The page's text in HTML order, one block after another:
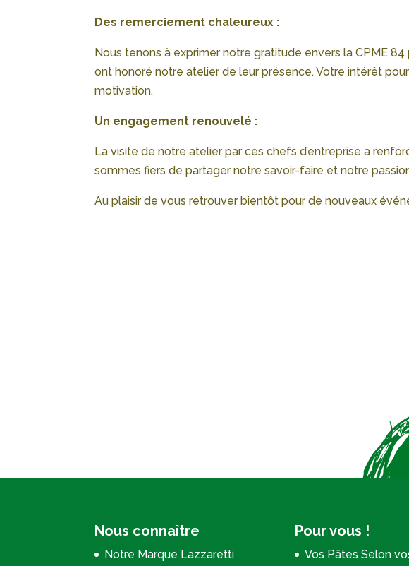
Des remerciement chaleureux :
Nous tenons à exprimer notre gratitude envers la CPME
ont honoré notre atelier de leur présence. Votre intérêt
motivation.
Un engagement renouvelé :
La visite de notre atelier par ces chefs d’entreprise a
sommes fiers de partager notre savoir-faire et notre
Au plaisir de vous retrouver bientôt pour de nouveaux
Nous connaître
Notre Marque Lazzaretti
Pour vous !
Vos Pâtes Selon